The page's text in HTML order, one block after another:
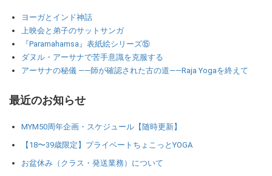
ヨーガとインド神話
上映会と弟子のサットサンガ
『Paramahamsa』表紙絵シリーズ⑮
ダヌル・アーサナで苦手意識を克服する
アーサナの秘儀 ――師が確認された古の道――Raja Yogaを終えて
最近のお知らせ
MYM50周年企画・スケジュール【随時更新】
【18〜39歳限定】プライベートちょこっとYOGA
お盆休み（クラス・発送業務）について